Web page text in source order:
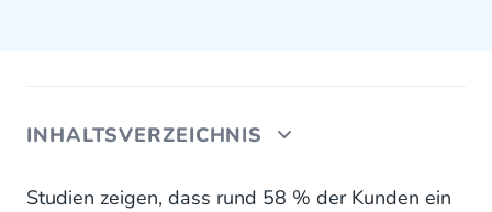
INHALTSVERZEICHNIS
Kommt Ihnen das bekannt vor?
Studien zeigen, dass rund 58 % der Kunden ein